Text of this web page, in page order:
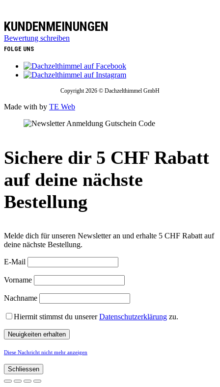
KUNDENMEINUNGEN
Bewertung schreiben
FOLGE UNS
Copyright 2026 © Dachzelthimmel GmbH
Made with by TE Web
Sichere dir 5 CHF Rabatt
auf deine nächste
Bestellung
Melde dich für unseren Newsletter an und erhalte 5 CHF Rabatt auf
deine nächste Bestellung.
E-Mail
Vorname
Nachname
Hiermit stimmst du unsererDatenschutzerklärung zu.
Diese Nachricht nicht mehr anzeigen
Schliessen